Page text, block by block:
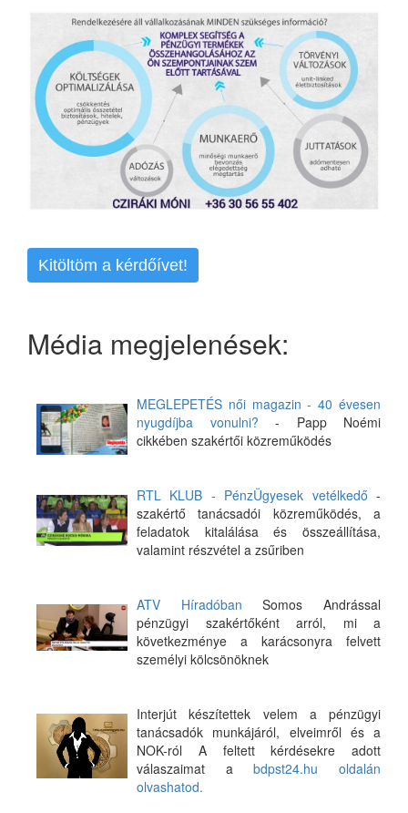
Kitöltöm a kérdőívet!
Média megjelenések:
MEGLEPETÉS női magazin - 40 évesen
nyugdíjba vonulni? - Papp Noémi
cikkében szakértői közreműködés
RTL KLUB - PénzÜgyesek vetélkedő -
szakértő tanácsadói közreműködés, a
feladatok kitalálása és összeállítása,
valamint részvétel a zsűriben
ATV Híradóban Somos Andrással
pénzügyi szakértőként arról, mi a
következménye a karácsonyra felvett
személyi kölcsönöknek
Interjút készítettek velem a pénzügyi
tanácsadók munkájáról, elveimről és a
NOK-ról A feltett kérdésekre adott
válaszaimat abdpst24.hu oldalán
olvashatod.